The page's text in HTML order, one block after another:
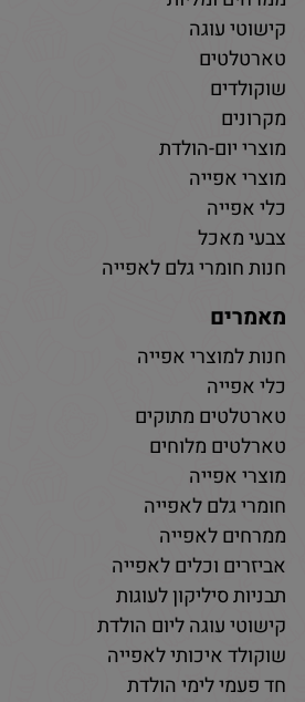
קישוטי עוגה
טארטלטים
שוקולדים
מקרונים
מוצרי יום-הולדת
מוצרי אפייה
כלי אפייה
צבעי מאכל
חנות חומרי גלם לאפייה
מאמרים
חנות למוצרי אפייה
כלי אפייה
טארטלטים מתוקים
טארלטים מלוחים
מוצרי אפייה
חומרי גלם לאפייה
ממרחים לאפייה
אביזרים וכלים לאפייה
תבניות סיליקון לעוגות
קישוטי עוגה ליום הולדת
שוקולד איכותי לאפייה
חד פעמי לימי הולדת